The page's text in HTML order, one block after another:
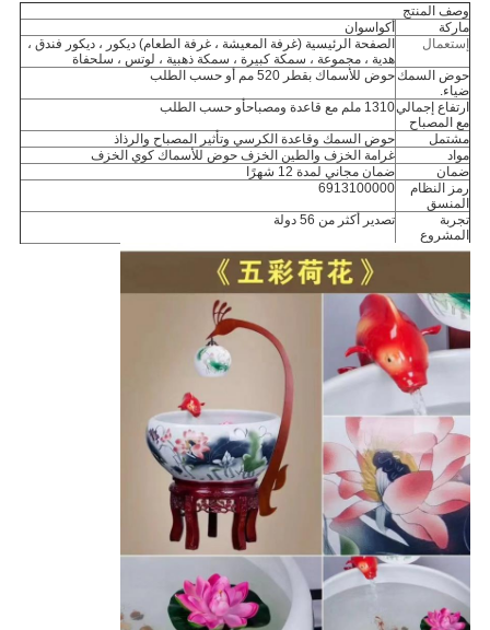
وصف المنتج
ماركة
أكواسوان
إستعمال
الصفحة الرئيسية (غرفة المعيشة ، غرفة الطعام) ديكور ، ديكور فندق ،
هدية ، مجموعة ، سمكة كبيرة ، سمكة ذهبية ، لوتس ، سلحفاة
حوض السمك
ضياء.
حوض للأسماك بقطر 520 مم أو حسب الطلب
ارتفاع إجمالي
مع المصباح
1310 ملم مع قاعدة ومصباح أو حسب الطلب
مشتمل
حوض السمك وقاعدة الكرسي وتأثير المصباح والرذاذ
مواد
غرامة الخزف والطين الخزف حوض للأسماك كوي الخزف
ضمان
ضمان مجاني لمدة 12 شهرًا
رمز النظام
المنسق
6913100000
تجربة
المشروع
تصدير أكثر من 56 دولة